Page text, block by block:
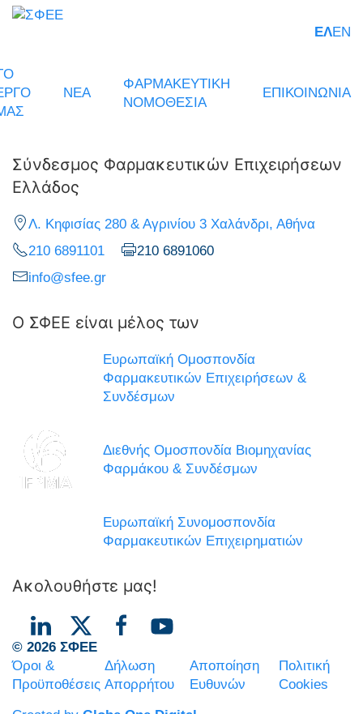
ΕΛEN
ΝΕΑ
ΦΑΡΜΑΚΕΥΤΙΚΗ
ΝΟΜΟΘΕΣΙΑ
ΕΠΙΚΟΙΝΩΝΙΑ
Σύνδεσμος Φαρμακευτικών Επιχειρήσεων
Ελλάδος
Λ. Κηφισίας 280 & Αγρινίου 3 Χαλάνδρι, Αθήνα
210 6891101
210 6891060
info@sfee.gr
Ο ΣΦΕΕ είναι μέλος των
Ευρωπαϊκή Ομοσπονδία
Φαρμακευτικών Επιχειρήσεων &
Συνδέσμων
Διεθνής Ομοσπονδία Βιομηχανίας
Φαρμάκου & Συνδέσμων
Ευρωπαϊκή Συνομοσπονδία
Φαρμακευτικών Επιχειρηματιών
Ακολουθήστε μας!
© 2026 ΣΦΕΕ
Όροι &
Προϋποθέσεις
Δήλωση
Απορρήτου
Αποποίηση
Ευθυνών
Πολιτική
Cookies